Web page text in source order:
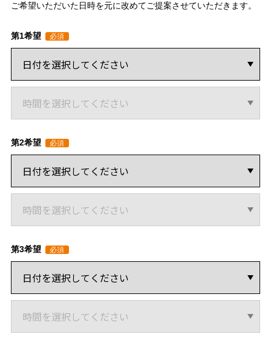
ご希望いただいた日時を元に改めてご提案させていただきます。
第1希望
第2希望
第3希望